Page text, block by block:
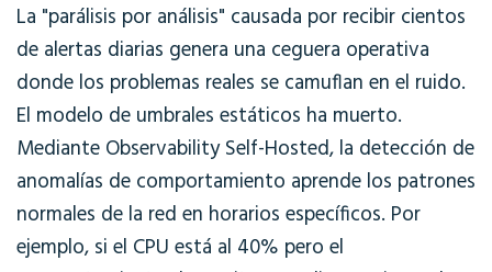
La "parálisis por análisis" causada por recibir cientos
de alertas diarias genera una ceguera operativa
donde los problemas reales se camuflan en el ruido.
El modelo de umbrales estáticos ha muerto.
Mediante Observability Self-Hosted, la detección de
anomalías de comportamiento aprende los patrones
normales de la red en horarios específicos. Por
ejemplo, si el CPU está al 40% pero el